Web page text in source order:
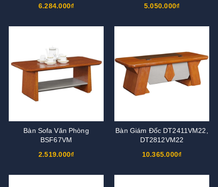
6.284.000₫
5.050.000₫
Bàn Sofa Văn Phòng
BSF67VM
2.519.000₫
Bàn Giám Đốc DT2411VM22,
DT2812VM22
10.365.000₫